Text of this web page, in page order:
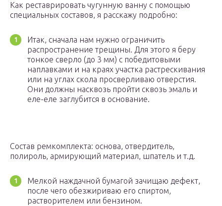
Как реставрировать чугунную ванну с помощью
специальных составов, я расскажу подробно:
Итак, сначала нам нужно ограничить
распространение трещины. Для этого я беру
тонкое сверло (до 3 мм) с победитовыми
наплавками и на краях участка растрескивания
или на углах скола просверливаю отверстия.
Они должны насквозь пройти сквозь эмаль и
еле-еле заглубится в основание.
Состав ремкомплекта: основа, отвердитель,
полироль, армирующий материал, шпатель и т.д.
Мелкой наждачной бумагой зачищаю дефект,
после чего обезжириваю его спиртом,
растворителем или бензином.